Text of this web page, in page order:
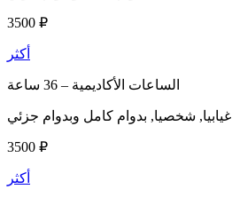
3500 ₽
أكثر
الساعات الأكاديمية –
غيابيا, شخصيا, بدوام كامل وبدوام جزئي
3500 ₽
أكثر